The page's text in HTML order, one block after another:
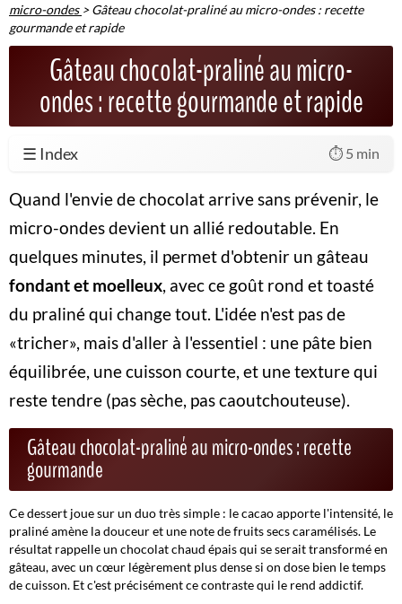
micro-ondes >Gâteau chocolat-praliné au micro-ondes : recette
gourmande et rapide
Gâteau chocolat-praliné au micro-
ondes : recette gourmande et rapide
☰ Index ⏱️ 5 min
Quand l'envie de chocolat arrive sans prévenir, le
micro-ondes devient un allié redoutable. En
quelques minutes, il permet d'obtenir un gâteau
fondant et moelleux, avec ce goût rond et toasté
du praliné qui change tout. L'idée n'est pas de
«tricher», mais d'aller à l'essentiel : une pâte bien
équilibrée, une cuisson courte, et une texture qui
reste tendre (pas sèche, pas caoutchouteuse).
Gâteau chocolat-praliné au micro-ondes : recette
gourmande
Ce dessert joue sur un duo très simple : le cacao apporte l'intensité, le
praliné amène la douceur et une note de fruits secs caramélisés. Le
résultat rappelle un chocolat chaud épais qui se serait transformé en
gâteau, avec un cœur légèrement plus dense si on dose bien le temps
de cuisson. Et c'est précisément ce contraste qui le rend addictif.